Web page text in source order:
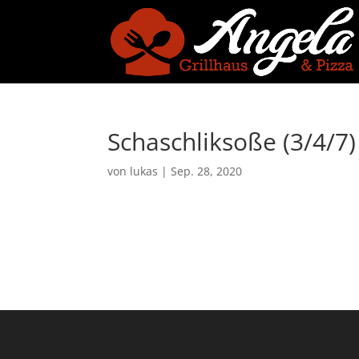
Schaschliksoße (3/4/7)
von lukas |Sep. 28, 2020